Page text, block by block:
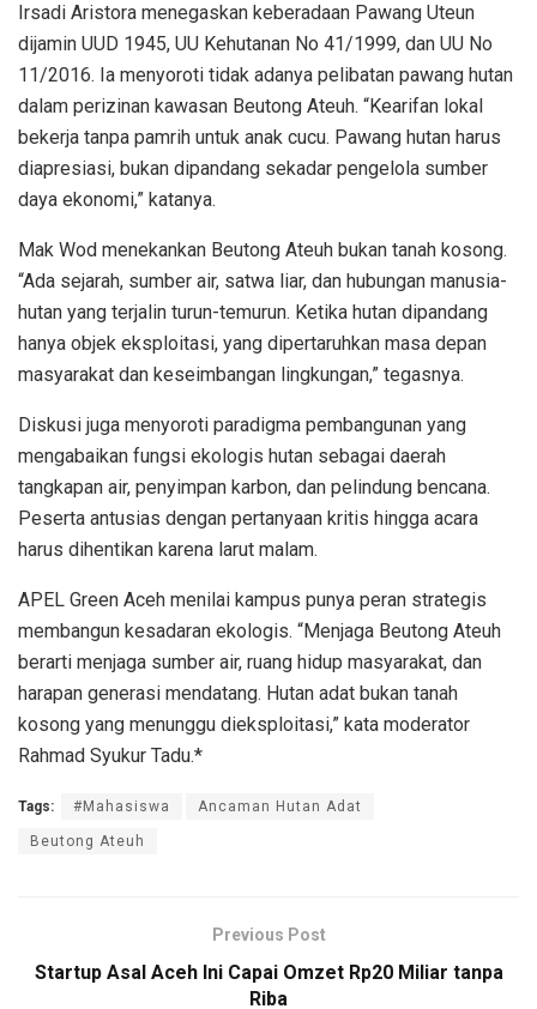
Irsadi Aristora menegaskan keberadaan Pawang Uteun
dijamin UUD 1945, UU Kehutanan No 41/1999, dan UU No
11/2016. Ia menyoroti tidak adanya pelibatan pawang hutan
dalam perizinan kawasan Beutong Ateuh. “Kearifan lokal
bekerja tanpa pamrih untuk anak cucu. Pawang hutan harus
diapresiasi, bukan dipandang sekadar pengelola sumber
daya ekonomi,” katanya.
Mak Wod menekankan Beutong Ateuh bukan tanah kosong.
“Ada sejarah, sumber air, satwa liar, dan hubungan manusia-
hutan yang terjalin turun-temurun. Ketika hutan dipandang
hanya objek eksploitasi, yang dipertaruhkan masa depan
masyarakat dan keseimbangan lingkungan,” tegasnya.
Diskusi juga menyoroti paradigma pembangunan yang
mengabaikan fungsi ekologis hutan sebagai daerah
tangkapan air, penyimpan karbon, dan pelindung bencana.
Peserta antusias dengan pertanyaan kritis hingga acara
harus dihentikan karena larut malam.
APEL Green Aceh menilai kampus punya peran strategis
membangun kesadaran ekologis. “Menjaga Beutong Ateuh
berarti menjaga sumber air, ruang hidup masyarakat, dan
harapan generasi mendatang. Hutan adat bukan tanah
kosong yang menunggu dieksploitasi,” kata moderator
Rahmad Syukur Tadu.*
Tags: #Mahasiswa Ancaman Hutan Adat
Beutong Ateuh
Previous Post
Startup Asal Aceh Ini Capai Omzet Rp20 Miliar tanpa
Riba